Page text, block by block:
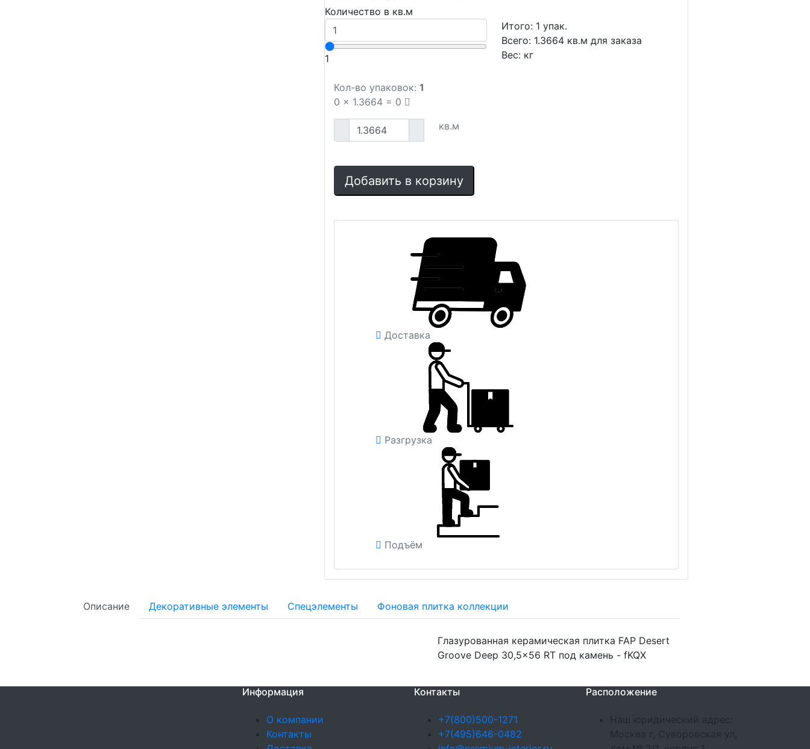
Количество в кв.м
1
Итого: 1 упак.
Всего: 1.3664 кв.м для заказа
Вес: кг
Кол-во упаковок: 1
0 x 1.3664 = 0
кв.м
Добавить в корзину
Доставка
Разгрузка
Подъём
Описание Декоративные элементы Спецэлементы Фоновая плитка коллекции
Глазурованная керамическая плитка FAP Desert
Groove Deep 30,5x56 RT под камень - fKQX
Информация
О компании
Контакты
Контакты
+7(800)500-1271
+7(495)646-0482
Расположение
Наш юридический адрес:
Москва г, Суворовская ул,